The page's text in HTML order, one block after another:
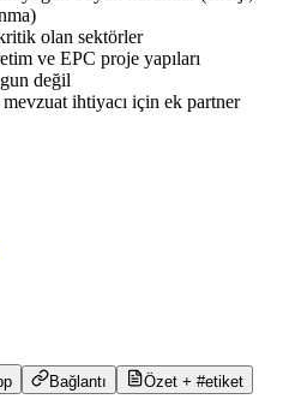
olan sektörler
ve EPC proje yapıları
değil
ihtiyacı için ek partner
Bağlantı Özet + #etiket